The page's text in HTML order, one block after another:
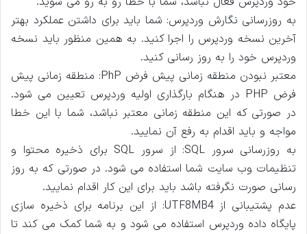
به روزرسانی نگارش وردپرس: شما باید برای داشتن عملکرد بهتر
آخرین نسخه وردپرس را اجرا کنید. به همین منظور باید نسخه
وردپرس خود را به روز رسانی کنید.
معتبر نبودن منطقه زمانی پیش فرض PhP: منطقه زمانی پیش
فرض PHP در هنگام بارگذاری اولیه وردپرس تعیین می شود.
در صورتی که این منطقه زمانی معتبر نباشد، شما با این خطا
مواجه و باید اقدام به رفع آن نمایید.
به روزرسانی سرور SQL: از سرور SQL برای ذخیره محتوا و
تنظیمات وب سایت شما استفاده می شود. در صورتی که به روز
رسانی صورت نگرفته باشد باید برای این کار اقدام نمایید.
عدم پشتیبانی از UTF8MB4: از این برنامه برای ذخیره سازی
پایگاه داده وردپرس استفاده می شود و به شما کمک می کند تا